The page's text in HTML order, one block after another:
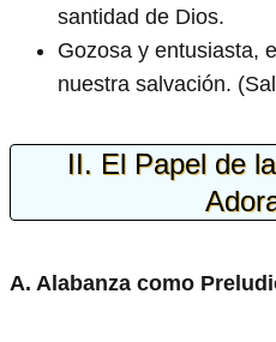
santidad de Dios.
Gozosa y entusiasta,
nuestra salvación.
II. El Papel de
A. Alabanza como